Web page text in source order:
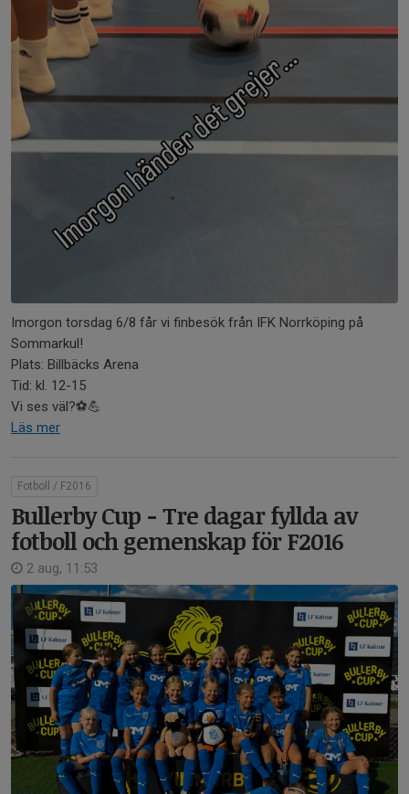
Imorgon torsdag 6/8 får vi finbesök från IFK Norrköping på
Sommarkul!
Plats: Billbäcks Arena
Tid: kl. 12-15
Vi ses väl?⚽💪
Läs mer
Fotboll / F2016
Bullerby Cup - Tre dagar fyllda av
fotboll och gemenskap för F2016
2 aug, 11:53